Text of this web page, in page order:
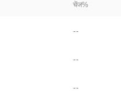
चेंज%
--
--
--